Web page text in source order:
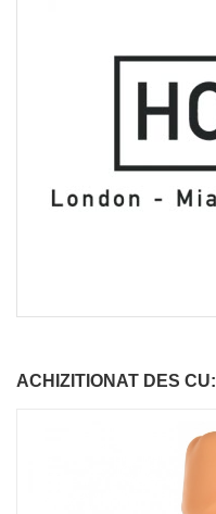
ACHIZITIONAT DES CU: